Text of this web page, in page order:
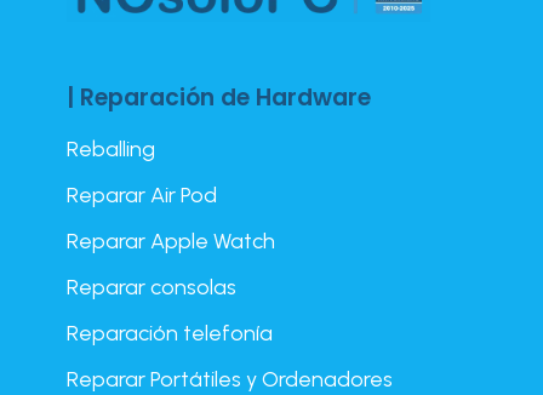
| Reparación de Hardware
Reballing
Reparar Air Pod
Reparar Apple Watch
Reparar consolas
Reparación telefonía
Reparar Portátiles y Ordenadores